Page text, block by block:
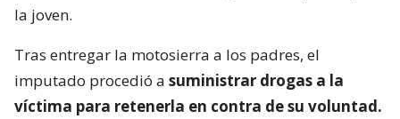
la joven.
Tras entregar la motosierra a los padres, el
imputado procedió a suministrar drogas a la
víctima para retenerla en contra de su voluntad.